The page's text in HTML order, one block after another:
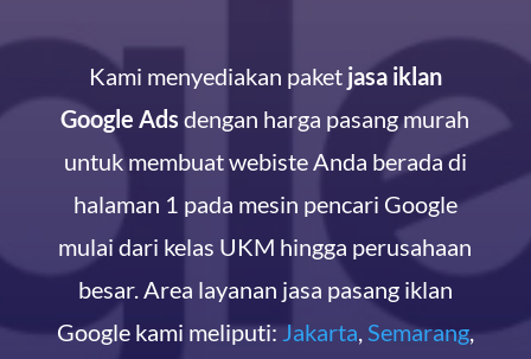
Kami menyediakan paket jasa iklan
Google Ads dengan harga pasang murah
untuk membuat webiste Anda berada di
halaman 1 pada mesin pencari Google
mulai dari kelas UKM hingga perusahaan
besar. Area layanan jasa pasang iklan
Google kami meliputi:Jakarta,Semarang,